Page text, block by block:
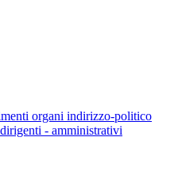
organi indirizzo-politico
- amministrativi